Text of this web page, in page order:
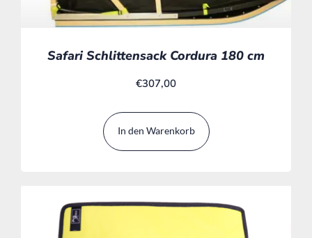
Safari Schlittensack Cordura 180 cm
€307,00
In den Warenkorb